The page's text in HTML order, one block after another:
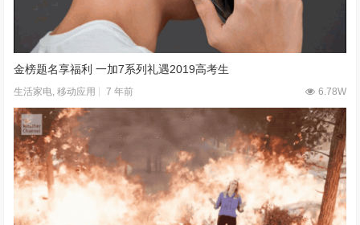
金榜题名享福利 一加7系列礼遇2019高考生
生活家电,移动应用 7 年前 6.78W